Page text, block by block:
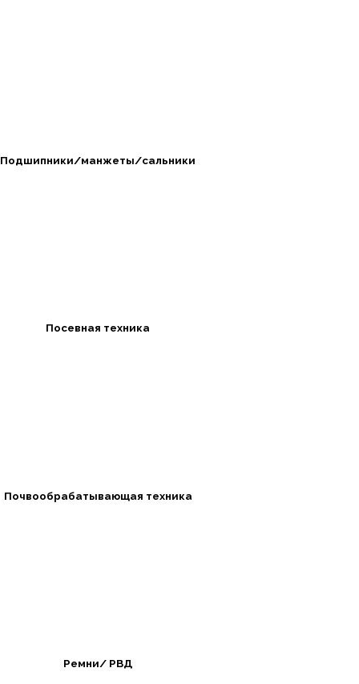
Подшипники/манжеты/сальники
Посевная техника
Почвообрабатывающая техника
Ремни/ РВД